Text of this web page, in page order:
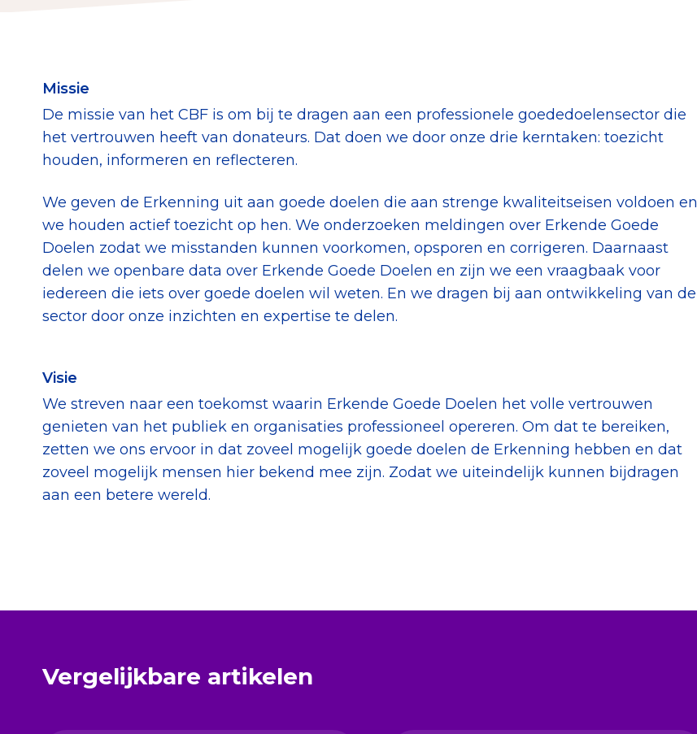
Data & Onderzoek
Betrouwbare data over goede doelen
State of the Sector
Het Nederlandse Donateurspanel
Missie
De missie van het CBF is om bij te dragen aan een professionele goededoelensector die
het vertrouwen heeft van donateurs. Dat doen we door onze drie kerntaken: toezicht
houden, informeren en reflecteren.
We geven de Erkenning uit aan goede doelen die aan strenge kwaliteitseisen voldoen en
we houden actief toezicht op hen. We onderzoeken meldingen over Erkende Goede
Doelen zodat we misstanden kunnen voorkomen, opsporen en corrigeren. Daarnaast
delen we openbare data over Erkende Goede Doelen en zijn we een vraagbaak voor
iedereen die iets over goede doelen wil weten. En we dragen bij aan ontwikkeling van de
sector door onze inzichten en expertise te delen.
Visie
We streven naar een toekomst waarin Erkende Goede Doelen het volle vertrouwen
genieten van het publiek en organisaties professioneel opereren. Om dat te bereiken,
zetten we ons ervoor in dat zoveel mogelijk goede doelen de Erkenning hebben en dat
zoveel mogelijk mensen hier bekend mee zijn. Zodat we uiteindelijk kunnen bijdragen
aan een betere wereld.
Vergelijkbare artikelen